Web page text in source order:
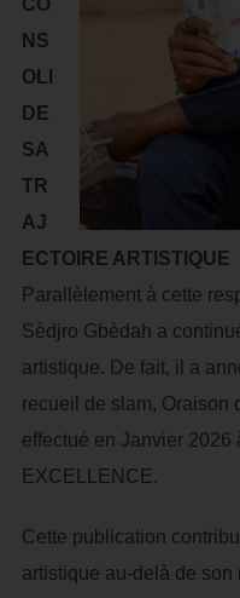
CO
NS
OLI
DE
SA
TR
AJ
ECTOIRE ARTISTIQUE
Parallèlement à cette
Sèdjro Gbèdah a
artistique. De fait, il a
recueil de slam, Oraison
effectué en Janvier
EXCELLENCE.
Cette publication
artistique au-delà de